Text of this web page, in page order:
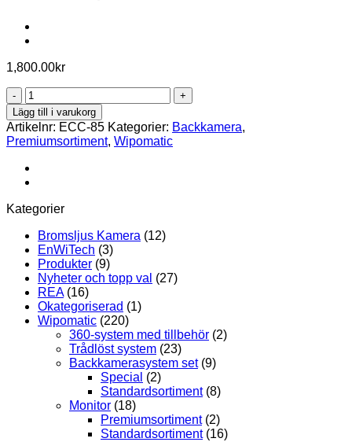
1,800.00kr
ECC-
85,
Mini
kamera
mängd
Lägg till i varukorg
Artikelnr: ECC-85 Kategorier: Backkamera,
Premiumsortiment, Wipomatic
Kategorier
Bromsljus Kamera (12)
EnWiTech (3)
Produkter (9)
Nyheter och topp val (27)
REA (16)
Okategoriserad (1)
Wipomatic (220)
360-system med tillbehör (2)
Trådlöst system (23)
Backkamerasystem set (9)
Special (2)
Standardsortiment (8)
Monitor (18)
Premiumsortiment (2)
Standardsortiment (16)